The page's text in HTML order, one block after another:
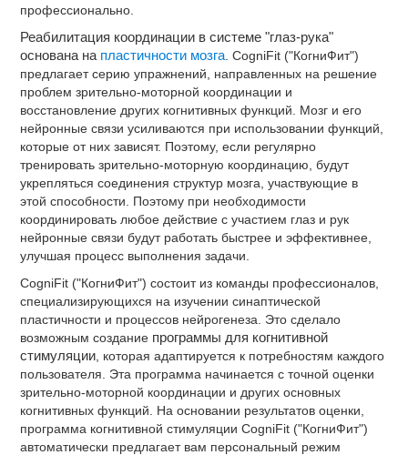
профессионально.
Реабилитация координации в системе "глаз-рука"
основана на пластичности мозга . CogniFit ("КогниФит")
предлагает серию упражнений, направленных на решение
проблем зрительно-моторной координации и
восстановление других когнитивных функций. Мозг и его
нейронные связи усиливаются при использовании функций,
которые от них зависят. Поэтому, если регулярно
тренировать зрительно-моторную координацию, будут
укрепляться соединения структур мозга, участвующие в
этой способности. Поэтому при необходимости
координировать любое действие с участием глаз и рук
нейронные связи будут работать быстрее и эффективнее,
улучшая процесс выполнения задачи.
CogniFit ("КогниФит") состоит из команды профессионалов,
специализирующихся на изучении синаптической
пластичности и процессов нейрогенеза. Это сделало
возможным создание программы для когнитивной
стимуляции , которая адаптируется к потребностям каждого
пользователя. Эта программа начинается с точной оценки
зрительно-моторной координации и других основных
когнитивных функций. На основании результатов оценки,
программа когнитивной стимуляции CogniFit ("КогниФит")
автоматически предлагает вам персональный режим